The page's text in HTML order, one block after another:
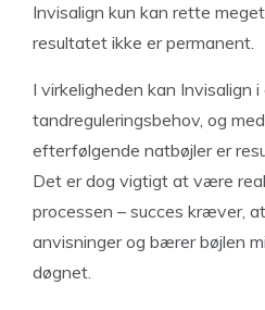
Invisalign kun kan rette
resultatet ikke er permanent.
I virkeligheden kan Invisalign
tandreguleringsbehov, og
efterfølgende natbøjler er
Det er dog vigtigt at være
processen – succes kræver,
anvisninger og bærer bøjlen
døgnet.